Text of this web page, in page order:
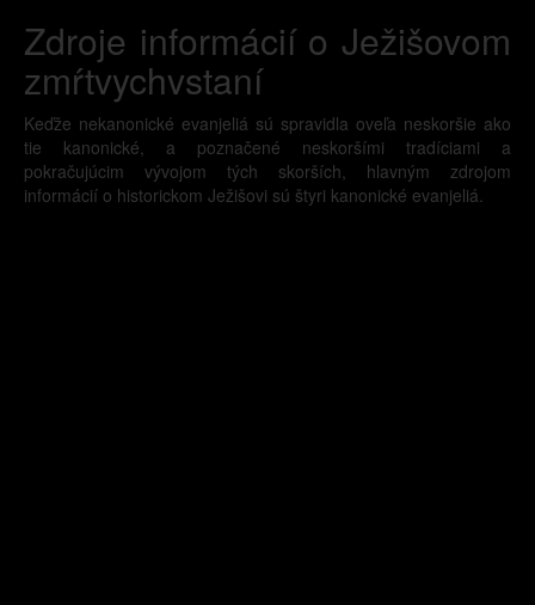
Zdroje informácií o Ježišovom
zmŕtvychvstaní
Keďže nekanonické evanjeliá sú spravidla oveľa neskoršie ako
tie kanonické, a poznačené neskoršími tradíciami a
pokračujúcim vývojom tých skorších, hlavným zdrojom
informácií o historickom Ježišovi sú štyri kanonické evanjeliá.